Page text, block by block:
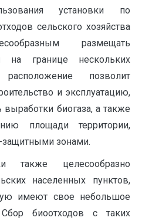
установки по
сельского хозяйства
размещать
на границе нескольких
позволит
и эксплуатацию,
биогаза, а также
площади территории,
защитными зонами.
также целесообразно
населенных пунктов,
имеют свое небольшое
Сбор биоотходов с таких